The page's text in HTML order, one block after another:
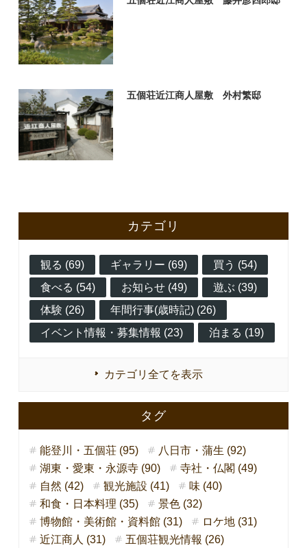
五個荘近江商人屋敷 外村繁邸
カテゴリ
観る (69) ギャラリー (69)
買う (54)
食べる (54)
お知らせ (49)
遊ぶ (39)
体験 (26)
年間行事(歳時記) (26)
イベント情報・募集情報 (23)
泊まる (19)
カテゴリ全てを表示
タグ
能登川・五個荘 (95)
八日市・蒲生 (92)
湖東・愛東・永源寺 (90)
寺社・仏閣 (49)
自然 (42)
観光施設 (41)
味 (40)
和食・日本料理 (35)
景色 (32)
博物館・美術館・資料館 (31)
ロケ地 (31)
近江商人 (31)
五個荘観光情報 (26)